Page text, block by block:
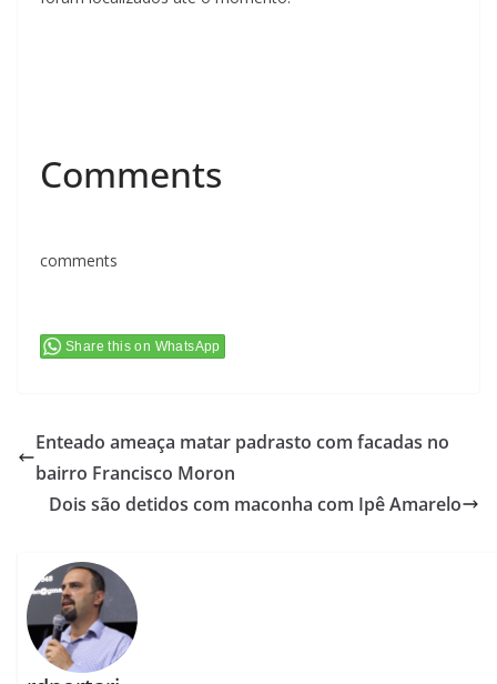
Comments
comments
Share this on WhatsApp
Enteado ameaça matar padrasto com facadas no
bairro Francisco Moron
Dois são detidos com maconha com Ipê Amarelo